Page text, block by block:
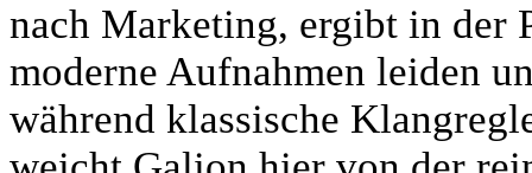
nach Marketing, ergibt in der
moderne Aufnahmen leiden
während klassische